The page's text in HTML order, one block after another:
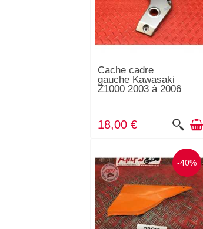
Cache cadre
gauche Kawasaki
Z1000 2003 à 2006
18,00 €
-40%